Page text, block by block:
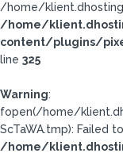
/home/
/home/
content/plugins/
line 325
Warning:
fopen(/home/
ScTaWA.tmp): Failed
/home/